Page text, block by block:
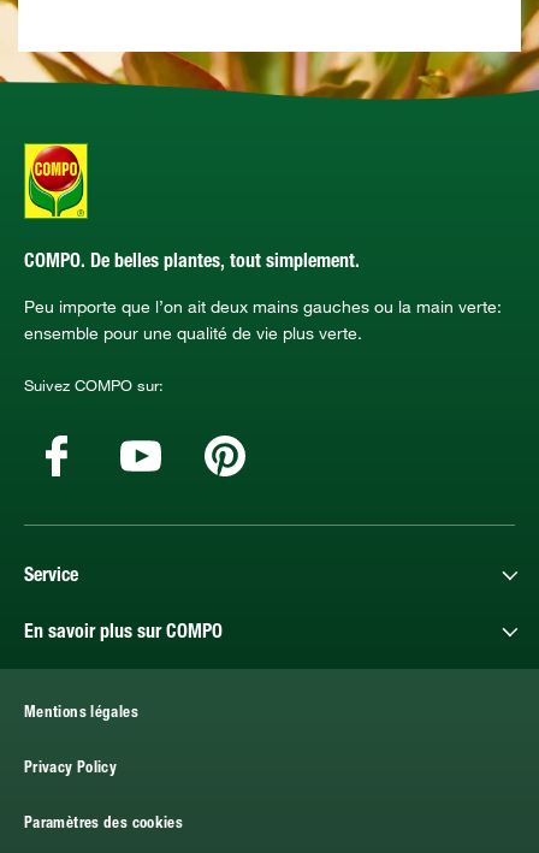
COMPO. De belles plantes, tout simplement.
Peu importe que l’on ait deux mains gauches ou la main verte:
ensemble pour une qualité de vie plus verte.
Suivez COMPO sur:
Service
En savoir plus sur COMPO
Mentions légales
Privacy Policy
Paramètres des cookies